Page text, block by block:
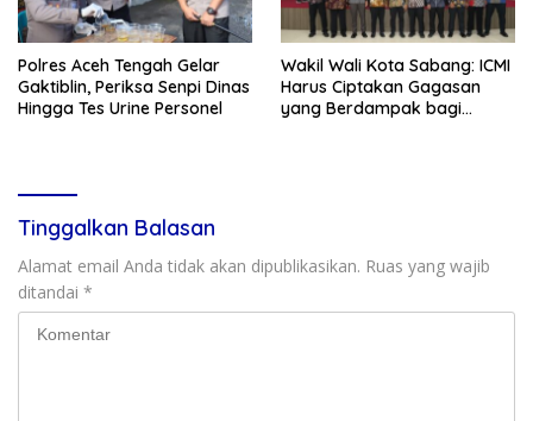
Polres Aceh Tengah Gelar
Gaktiblin, Periksa Senpi Dinas
Hingga Tes Urine Personel
Wakil Wali Kota Sabang: ICMI
Harus Ciptakan Gagasan
yang Berdampak bagi
Tinggalkan Balasan
Alamat email Anda tidak akan dipublikasikan. Ruas yang wajib
ditandai *